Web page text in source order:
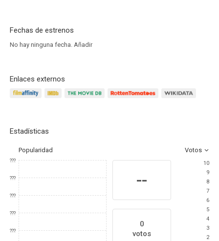
Fechas de estrenos
No hay ninguna fecha. Añadir
Enlaces externos
Estadísticas
Popularidad Votos
???
???
???
???
???
--
0
votos
10
9
8
7
6
5
4
3
2